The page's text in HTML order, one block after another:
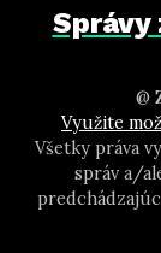
Správy
@
Využite
Všetky práva
správ a/